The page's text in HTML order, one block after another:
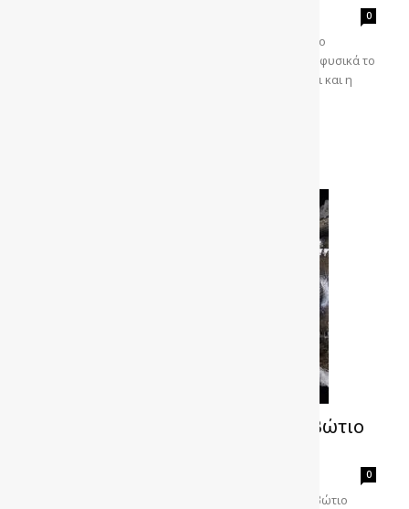
0
Είσαι κολλημένος με το όχημα σου. Το καθαρίζεις, το
αρωματίζεις, το έχεις πένα, βρίζεις όταν βρέχει και φυσικά το
πλύσιμο του είναι σημαντικότερο για εσένα από ότι και η
Κινείται το αυτοκίνητο χωρίς κιβώτιο
0
Τι γίνεται σε ένα αυτοκίνητο αν αφαιρέσουμε το κιβώτιο